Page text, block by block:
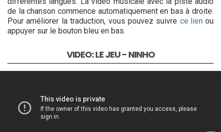
de la chanson commence automatiquement en bas à droite.
Pour améliorer la traduction, vous pouvez suivre ce lienou
appuyer sur le bouton bleu en bas.
VIDEO: LE JEU - NINHO